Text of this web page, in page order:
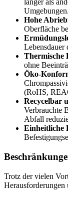
länger als
Umgebungen.
Hohe
Oberfläche
Lebensdauer
Thermische
ohne
Öko-
(RoHS,
Recycelbar
Verbrauchte
Abfall
Einheitliche
Trotz der vielen
Herausforderungen